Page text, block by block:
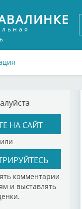
НА САЙТ
или
комментарии
и выставлять